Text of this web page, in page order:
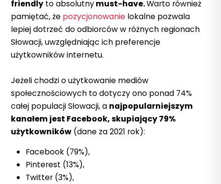
friendly to absolutnymust-have.Warto również
pamiętać, że pozycjonowanie lokalne pozwala
lepiej dotrzeć do odbiorców w różnych regionach
Słowacji, uwzględniając ich preferencje
użytkowników internetu.
Jeżeli chodzi o użytkowanie mediów
społecznościowych to dotyczy ono ponad 74%
całej populacji Słowacji, a najpopularniejszym
kanałem jest Facebook, skupiający 79%
użytkowników (dane za 2021 rok):
Facebook (79%),
Pinterest (13%),
Twitter (3%),